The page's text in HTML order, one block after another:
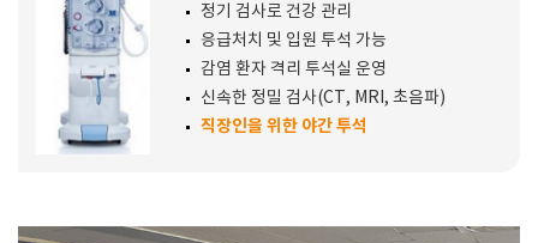
정기 검사로 건강 관리
응급처치 및 입원 투석 가능
감염 환자 격리 투석실 운영
신속한 정밀 검사(CT, MRI, 초음파)
직장인을 위한 야간 투석